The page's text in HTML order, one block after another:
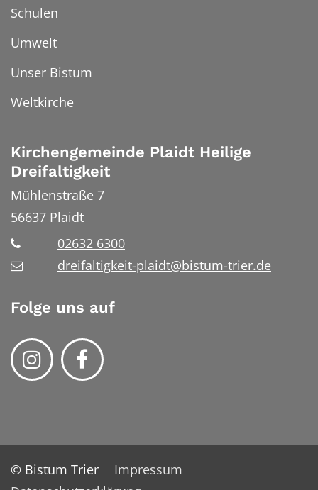
Schulen
Umwelt
Unser Bistum
Weltkirche
Kirchengemeinde Plaidt Heilige
Dreifaltigkeit
Mühlenstraße 7
56637 Plaidt
02632 6300
dreifaltigkeit-plaidt@bistum-trier.de
Folge uns auf
© Bistum Trier
Impressum